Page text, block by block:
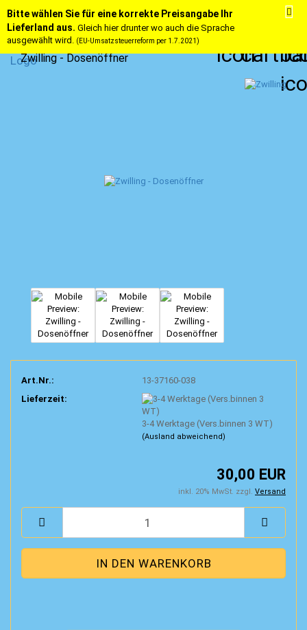
Bitte wählen Sie für eine korrekte Preisangabe Ihr
Lieferland aus. Gleich hier drunter wo auch die Sprache
ausgewählt wird. (EU-Umsatzsteuerreform per 1.7.2021)
Zwilling - Dosenöffner
Art.Nr.:
13-37160-038
Lieferzeit:
3-4 Werktage (Vers.binnen 3 WT)
(Ausland abweichend)
30,00 EUR
inkl. 20% MwSt. zzgl. Versand